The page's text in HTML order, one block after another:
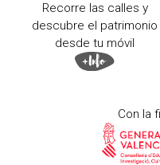
Recorre las calles y
descubre el patrimonio
desde tu móvil
Con la